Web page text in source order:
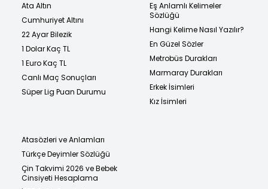
Ata Altın
Cumhuriyet Altını
22 Ayar Bilezik
1 Dolar Kaç TL
1 Euro Kaç TL
Canlı Maç Sonuçları
Süper Lig Puan Durumu
Eş Anlamlı Kelimeler
Sözlüğü
Hangi Kelime Nasıl Yazılır?
En Güzel Sözler
Metrobüs Durakları
Marmaray Durakları
Erkek İsimleri
Kız İsimleri
Atasözleri ve Anlamları
Türkçe Deyimler Sözlüğü
Çin Takvimi 2026 ve Bebek
Cinsiyeti Hesaplama